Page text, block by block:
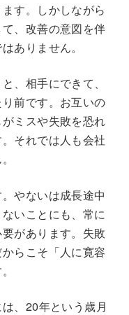
す。しかしながら
、改善の意図を伴
ありません。
、相手にできて、
前です。お互いの
ミスや失敗を恐れ
それでは人も会社
やないは成長途中
いことにも、常に
があります。失敗
らこそ「人に寛容
、20年という歳月